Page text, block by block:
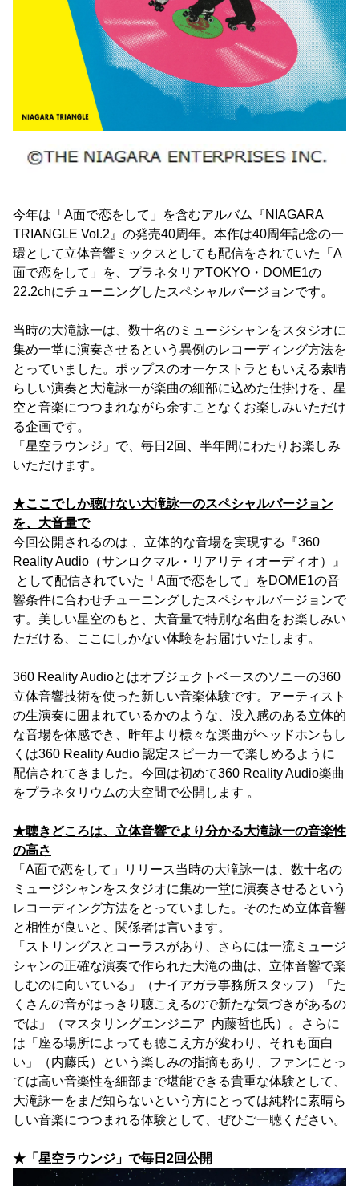
今年は「A面で恋をして」を含むアルバム『NIAGARA
TRIANGLE Vol.2』の発売40周年。本作は40周年記念の一
環として立体音響ミックスとしても配信をされていた「A
面で恋をして」を、プラネタリアTOKYO・DOME1の
22.2chにチューニングしたスペシャルバージョンです。
当時の大滝詠一は、数十名のミュージシャンをスタジオに
集め一堂に演奏させるという異例のレコーディング方法を
とっていました。ポップスのオーケストラともいえる素晴
らしい演奏と大滝詠一が楽曲の細部に込めた仕掛けを、星
空と音楽につつまれながら余すことなくお楽しみいただけ
る企画です。
「星空ラウンジ」で、毎日2回、半年間にわたりお楽しみ
いただけます。
★ここでしか聴けない大滝詠一のスペシャルバージョン
を、大音量で
今回公開されるのは 、立体的な音場を実現する『360
Reality Audio（サンロクマル・リアリティオーディオ）』
として配信されていた「A面で恋をして」をDOME1の音
響条件に合わせチューニングしたスペシャルバージョンで
す。美しい星空のもと、大音量で特別な名曲をお楽しみい
ただける、ここにしかない体験をお届けいたします。
360 Reality Audioとはオブジェクトベースのソニーの360
立体音響技術を使った新しい音楽体験です。アーティスト
の生演奏に囲まれているかのような、没入感のある立体的
な音場を体感でき、昨年より様々な楽曲がヘッドホンもし
くは360 Reality Audio 認定スピーカーで楽しめるように
配信されてきました。今回は初めて360 Reality Audio楽曲
をプラネタリウムの大空間で公開します 。
★聴きどころは、立体音響でより分かる大滝詠一の音楽性
の高さ
「A面で恋をして」リリース当時の大滝詠一は、数十名の
ミュージシャンをスタジオに集め一堂に演奏させるという
レコーディング方法をとっていました。そのため立体音響
と相性が良いと、関係者は言います。
「ストリングスとコーラスがあり、さらには一流ミュージ
シャンの正確な演奏で作られた大滝の曲は、立体音響で楽
しむのに向いている」（ナイアガラ事務所スタッフ）「た
くさんの音がはっきり聴こえるので新たな気づきがあるの
では」（マスタリングエンジニア 内藤哲也氏）。さらに
は「座る場所によっても聴こえ方が変わり、それも面白
い」（内藤氏）という楽しみの指摘もあり、ファンにとっ
ては高い音楽性を細部まで堪能できる貴重な体験として、
大滝詠一をまだ知らないという方にとっては純粋に素晴ら
しい音楽につつまれる体験として、ぜひご一聴ください。
★「星空ラウンジ」で毎日2回公開